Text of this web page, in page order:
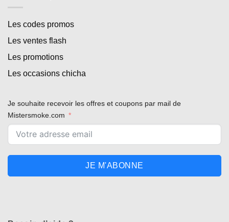
Les codes promos
Les ventes flash
Les promotions
Les occasions chicha
Je souhaite recevoir les offres et coupons par mail de
Mistersmoke.com
JE M'ABONNE